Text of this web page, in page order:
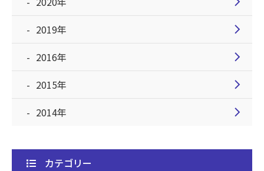
2019年 chevron_right
2016年 chevron_right
2015年 chevron_right
2014年 chevron_right
カテゴリー